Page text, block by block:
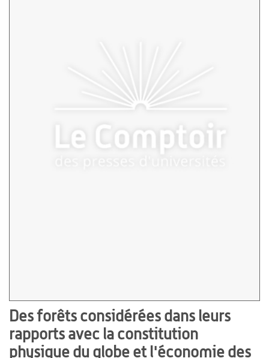
Des forêts considérées dans leurs
rapports avec la constitution
physique du globe et l'économie des